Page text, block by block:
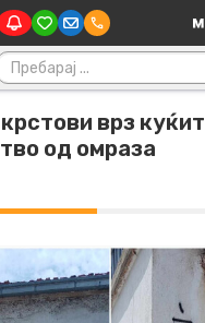
Main
за:
врз
од омраза